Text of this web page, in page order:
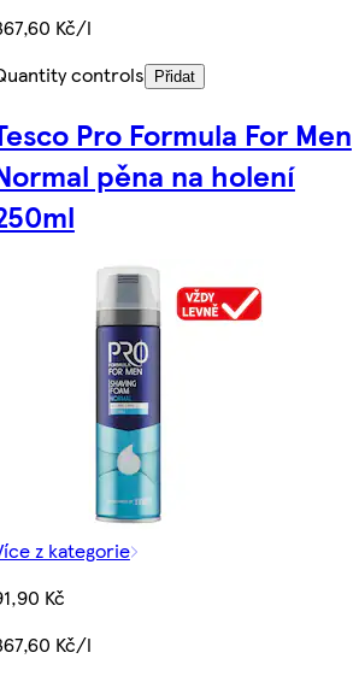
Kč/l
controls
Přidat
Pro Formula For Men
pěna na holení
z kategorie
Kč
Kč/l